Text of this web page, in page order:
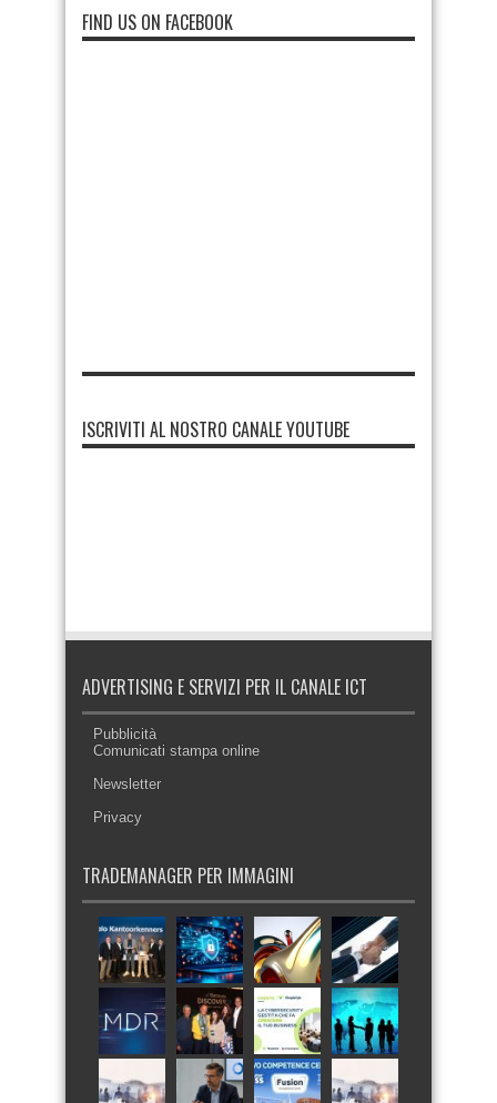
FIND US ON FACEBOOK
ISCRIVITI AL NOSTRO CANALE YOUTUBE
ADVERTISING E SERVIZI PER IL CANALE ICT
Pubblicità
Comunicati stampa online
Newsletter
Privacy
TRADEMANAGER PER IMMAGINI